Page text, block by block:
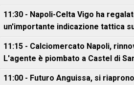
11:30 - Napoli-Celta Vigo ha
un'importante indicazione tattica
11:15 - Calciomercato Napoli,
L'agente è piombato a Castel di
11:00 - Futuro Anguissa, si